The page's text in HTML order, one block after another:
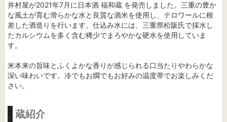
井村屋が2021年7月に日本酒 福和蔵 を発売しました。三重の豊か
な風土が育む滑らかな水と良質な酒米を使用し、テロワールに根
差した酒造りを行います。仕込み水には、三重県松阪氏で採水し
たカルシウムを多く含む稀少でまろやかな硬水を使用していま
す。
米本来の旨味とふくよかな香りが感じられる口当たりやわらかな
深い味わいです。冷でもお燗でもお好みの温度帯でお楽しみくだ
さい。
蔵紹介